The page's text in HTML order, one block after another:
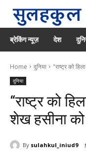
ब्रेकिंग न्यूज़ देश
Home दुनिया "राष्ट्र को
दुनिया
“राष्ट्र को
शेख हसीना
By sulahkul_iniud9